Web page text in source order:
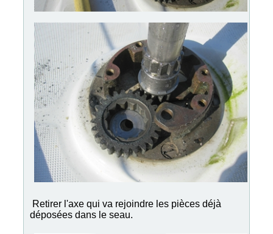
Retirer l'axe qui va rejoindre les pièces déjà
déposées dans le seau.